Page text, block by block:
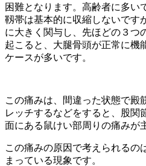
困難となります。高齢者に多い
靱帯は基本的に収縮しないです
に大きく関与し、先ほどの３つ
起こると、大腿骨頭が正常に機
ケースが多いです。
この痛みは、間違った状態で殿
レッチするなどをすると、股関
面にある鼠けい部周りの痛みが
この痛みの原因で考えられるの
まっている現象です。